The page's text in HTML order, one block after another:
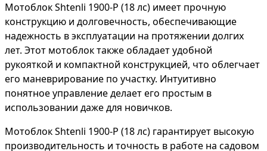
Мотоблок Shtenli 1900-P (18 лс) имеет прочную
конструкцию и долговечность, обеспечивающие
надежность в эксплуатации на протяжении долгих
лет. Этот мотоблок также обладает удобной
рукояткой и компактной конструкцией, что облегчает
его маневрирование по участку. Интуитивно
понятное управление делает его простым в
использовании даже для новичков.
Мотоблок Shtenli 1900-P (18 лс) гарантирует высокую
производительность и точность в работе на садовом